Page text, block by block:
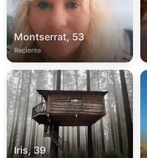
Montserrat, 53
Reciente
Iris, 39